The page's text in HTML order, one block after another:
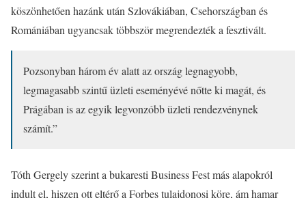
köszönhetően hazánk után Szlovákiában, Csehországban és
Romániában ugyancsak többször megrendezték a fesztivált.
Pozsonyban három év alatt az ország legnagyobb,
legmagasabb szintű üzleti eseményévé nőtte ki magát, és
Prágában is az egyik legvonzóbb üzleti rendezvénynek
számít.”
Tóth Gergely szerint a bukaresti Business Fest más alapokról
indult el, hiszen ott eltérő a Forbes tulajdonosi köre, ám hamar